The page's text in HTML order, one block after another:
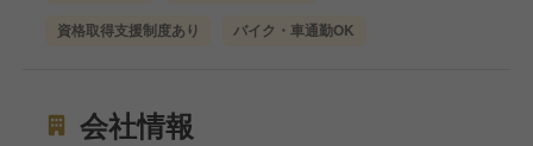
資格取得支援制度あり バイク・車通勤OK
会社情報